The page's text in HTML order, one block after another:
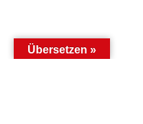
Übersetzen »